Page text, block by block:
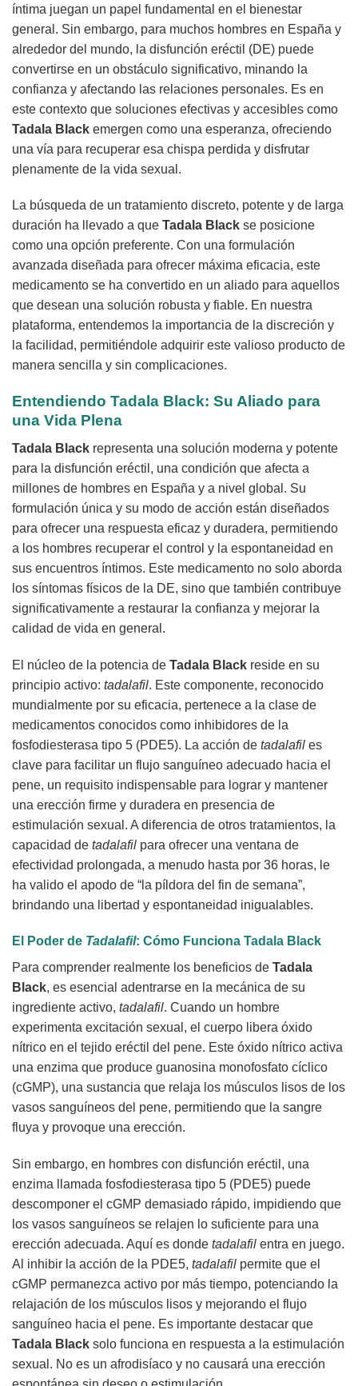
íntima juegan un papel fundamental en el bienestar
general. Sin embargo, para muchos hombres en España y
alrededor del mundo, la disfunción eréctil (DE) puede
convertirse en un obstáculo significativo, minando la
confianza y afectando las relaciones personales. Es en
este contexto que soluciones efectivas y accesibles como
Tadala Black emergen como una esperanza, ofreciendo
una vía para recuperar esa chispa perdida y disfrutar
plenamente de la vida sexual.
La búsqueda de un tratamiento discreto, potente y de larga
duración ha llevado a que Tadala Black se posicione
como una opción preferente. Con una formulación
avanzada diseñada para ofrecer máxima eficacia, este
medicamento se ha convertido en un aliado para aquellos
que desean una solución robusta y fiable. En nuestra
plataforma, entendemos la importancia de la discreción y
la facilidad, permitiéndole adquirir este valioso producto de
manera sencilla y sin complicaciones.
Entendiendo Tadala Black: Su Aliado para
una Vida Plena
Tadala Black representa una solución moderna y potente
para la disfunción eréctil, una condición que afecta a
millones de hombres en España y a nivel global. Su
formulación única y su modo de acción están diseñados
para ofrecer una respuesta eficaz y duradera, permitiendo
a los hombres recuperar el control y la espontaneidad en
sus encuentros íntimos. Este medicamento no solo aborda
los síntomas físicos de la DE, sino que también contribuye
significativamente a restaurar la confianza y mejorar la
calidad de vida en general.
El núcleo de la potencia de Tadala Black reside en su
principio activo: tadalafil. Este componente, reconocido
mundialmente por su eficacia, pertenece a la clase de
medicamentos conocidos como inhibidores de la
fosfodiesterasa tipo 5 (PDE5). La acción de tadalafil es
clave para facilitar un flujo sanguíneo adecuado hacia el
pene, un requisito indispensable para lograr y mantener
una erección firme y duradera en presencia de
estimulación sexual. A diferencia de otros tratamientos, la
capacidad de tadalafil para ofrecer una ventana de
efectividad prolongada, a menudo hasta por 36 horas, le
ha valido el apodo de “la píldora del fin de semana”,
brindando una libertad y espontaneidad inigualables.
El Poder de Tadalafil: Cómo Funciona Tadala Black
Para comprender realmente los beneficios de Tadala
Black, es esencial adentrarse en la mecánica de su
ingrediente activo, tadalafil. Cuando un hombre
experimenta excitación sexual, el cuerpo libera óxido
nítrico en el tejido eréctil del pene. Este óxido nítrico activa
una enzima que produce guanosina monofosfato cíclico
(cGMP), una sustancia que relaja los músculos lisos de los
vasos sanguíneos del pene, permitiendo que la sangre
fluya y provoque una erección.
Sin embargo, en hombres con disfunción eréctil, una
enzima llamada fosfodiesterasa tipo 5 (PDE5) puede
descomponer el cGMP demasiado rápido, impidiendo que
los vasos sanguíneos se relajen lo suficiente para una
erección adecuada. Aquí es donde tadalafil entra en juego.
Al inhibir la acción de la PDE5, tadalafil permite que el
cGMP permanezca activo por más tiempo, potenciando la
relajación de los músculos lisos y mejorando el flujo
sanguíneo hacia el pene. Es importante destacar que
Tadala Black solo funciona en respuesta a la estimulación
sexual. No es un afrodisíaco y no causará una erección